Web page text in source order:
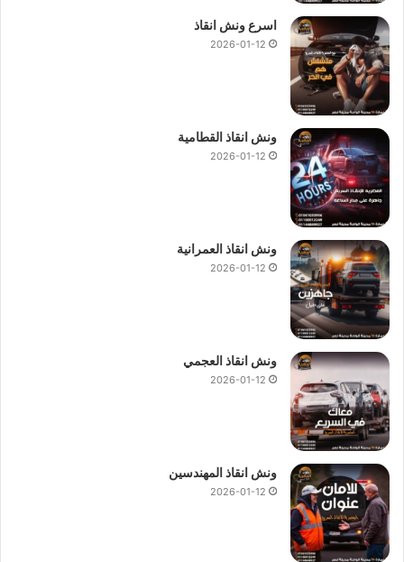
اسرع ونش انقاذ
2026-01-12
ونش انقاذ القطامية
2026-01-12
ونش انقاذ العمرانية
2026-01-12
ونش انقاذ العجمي
2026-01-12
ونش انقاذ المهندسين
2026-01-12